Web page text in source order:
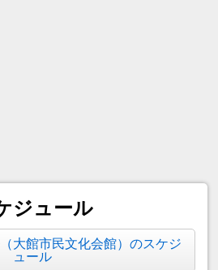
ジュール
大館市民文化会館）のスケジ
ュール